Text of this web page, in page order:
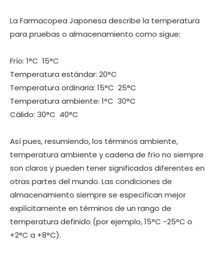
La Farmacopea Japonesa describe la temperatura
para pruebas o almacenamiento como sigue:
Frío: 1°C  15°C
Temperatura estándar: 20°C
Temperatura ordinaria: 15°C  25°C
Temperatura ambiente: 1°C  30°C
Cálido: 30°C  40°C
Así pues, resumiendo, los términos ambiente,
temperatura ambiente y cadena de frío no siempre
son claros y pueden tener significados diferentes en
otras partes del mundo. Las condiciones de
almacenamiento siempre se especifican mejor
explícitamente en términos de un rango de
temperatura definido (por ejemplo, 15°C -25°C o
+2°C a +8°C).